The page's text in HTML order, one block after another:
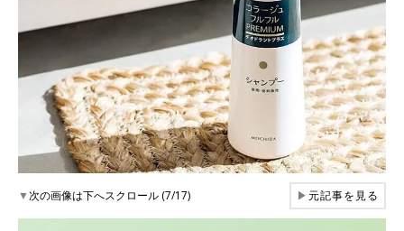
▼次の画像は下へスクロール (7/17) ▶元記事を見る